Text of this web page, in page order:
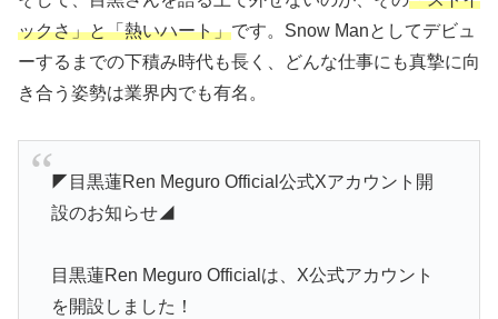
ックさ」と「熱いハート」です。Snow Manとしてデビュ
ーするまでの下積み時代も長く、どんな仕事にも真摯に向
き合う姿勢は業界内でも有名。
◤目黒蓮Ren Meguro Official公式Xアカウント開
設のお知らせ◢
目黒蓮Ren Meguro Officialは、X公式アカウント
を開設しました！